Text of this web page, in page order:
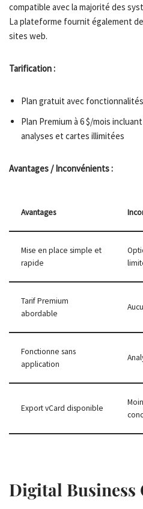
compatible avec la majorité des
La plateforme fournit également
sites web.
Tarification :
Plan gratuit avec
Plan Premium à 6 $/mois
analyses et cartes illimitées
Avantages / Inconvénients :
Avantages
Mise en place simple et
rapide
Tarif Premium
abordable
Fonctionne sans
application
Export vCard disponible
Digital Business